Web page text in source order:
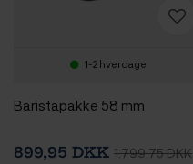
1-2 hverdage
Baristapakke 58 mm
899,95 DKK 1.799,75 DKK